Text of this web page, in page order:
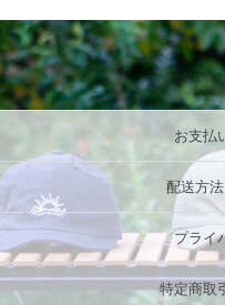
お支払
配送方
プライ
特定商取